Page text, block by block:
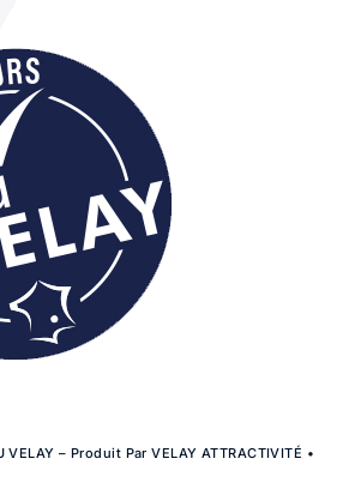
VELAY – Produit Par VELAY ATTRACTIVITÉ •